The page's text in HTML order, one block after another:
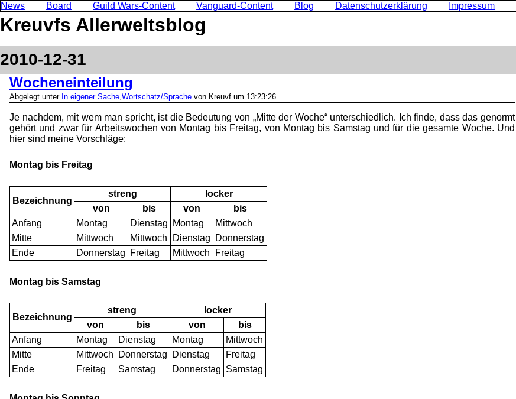
News Board Guild Wars-Content Vanguard-Content Blog Datenschutzerklärung Impressum
Kreuvfs Allerweltsblog
2010-12-31
Wocheneinteilung
Abgelegt unter In eigener Sache,Wortschatz/Sprache von Kreuvf um 13:23:26
Je nachdem, mit wem man spricht, ist die Bedeutung von „Mitte der Woche“ unterschiedlich. Ich finde, dass das genormt
gehörtund zwar für Arbeitswochen von Montag bis Freitag, von Montag bis Samstag und für die gesamte Woche. Und
hier sind meine Vorschläge:
Montag bis Freitag
Bezeichnung
streng
locker
von
bis von
bis
Anfang
Montag Dienstag Montag
Mittwoch
Mitte
Mittwoch Mittwoch Dienstag
Donnerstag
Ende
Donnerstag Freitag Mittwoch Freitag
Montag bis Samstag
Bezeichnung
streng
locker
von
bis von
bis
Anfang
Montag Dienstag Montag
Mittwoch
Mitte
Mittwoch Donnerstag Dienstag
Freitag
Ende
Freitag Samstag Donnerstag Samstag